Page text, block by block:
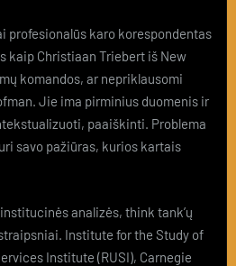
profesionalūs karo korespondentas
kaip Christiaan Triebert iš New
komandos, ar nepriklausomi
Jie ima pirminius duomenis ir
paaiškinti. Problema
savo pažiūras, kurios kartais
analizės, think tank’ų
Institute for the Study of
Institute (RUSI), Carnegie